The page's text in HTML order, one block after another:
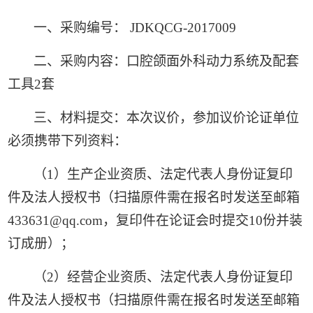
一、采购编号： JDKQCG-2017009
二、采购内容：口腔颌面外科动力系统及配套
工具2套
三、材料提交：本次议价，参加议价论证单位
必须携带下列资料：
（1 ）生产企业资质、法定代表人身份证复印
件及法人授权书（扫描原件需在报名时发送至邮箱
433631@qq.com，复印件在论证会时提交10份并装
订成册）；
（2）经营企业资质、法定代表人身份证复印
件及法人授权书（扫描原件需在报名时发送至邮箱